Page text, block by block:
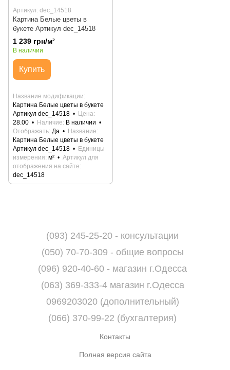
Артикул: dec_14518
Картина Белые цветы в
букете Артикул dec_14518
1 239 грн/м²
В наличии
Купить
Название модификации
Картина Белые цветы в букете
Артикул dec_14518
Цена
28.00
Наличие
В наличии
Отображать Да
Название
Картина Белые цветы в букете
Артикул dec_14518
Единицы
измерения м²
Артикул для
отображения на сайте
dec_14518
(093) 245-25-20 - консультации
(050) 70-70-309 - общие вопросы
(096) 920-40-60 - магазин г.Одесса
(063) 369-333-4 магазин г.Одесса
0969203020 (дополнительный)
(066) 370-99-22 (бухгалтерия)
Контакты
Полная версия сайта